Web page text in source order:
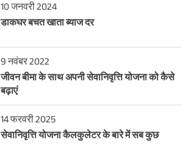
10 जनवरी 2024
डाकघर बचत खाता ब्याज दर
9 नवंबर 2022
जीवन बीमा के साथ अपनी सेवानिवृत्ति योजना को कैसे
बढ़ाएं
14 फरवरी 2025
सेवानिवृत्ति योजना कैलकुलेटर के बारे में सब कुछ